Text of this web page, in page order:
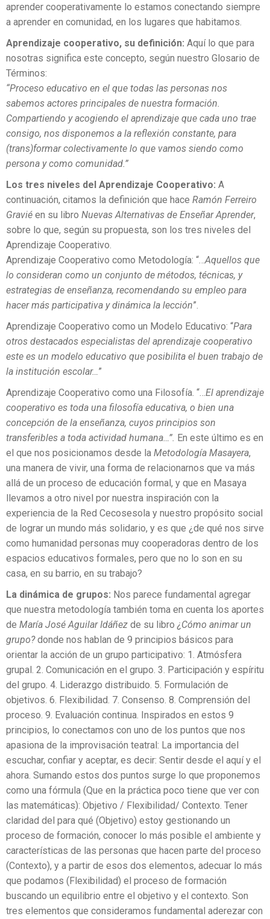
aprender cooperativamente lo estamos conectando siempre
a aprender en comunidad, en los lugares que habitamos.
Aprendizaje cooperativo, su definición: Aquí lo que para
nosotras significa este concepto, según nuestro Glosario de
Términos:
“Proceso educativo en el que todas las personas nos
sabemos actores principales de nuestra formación.
Compartiendo y acogiendo el aprendizaje que cada uno trae
consigo, nos disponemos a la reflexión constante, para
(trans)formar colectivamente lo que vamos siendo como
persona y como comunidad.”
Los tres niveles del Aprendizaje Cooperativo: A
continuación, citamos la definición que hace Ramón Ferreiro
Gravié en su libro Nuevas Alternativas de Enseñar Aprender,
sobre lo que, según su propuesta, son los tres niveles del
Aprendizaje Cooperativo.
Aprendizaje Cooperativo como Metodología: “… Aquellos que
lo consideran como un conjunto de métodos, técnicas, y
estrategias de enseñanza, recomendando su empleo para
hacer más participativa y dinámica la lección”.
Aprendizaje Cooperativo como un Modelo Educativo: “Para
otros destacados especialistas del aprendizaje cooperativo
este es un modelo educativo que posibilita el buen trabajo de
la institución escolar… ”
Aprendizaje Cooperativo como una Filosofía. “… El aprendizaje
cooperativo es toda una filosofía educativa, o bien una
concepción de la enseñanza, cuyos principios son
transferibles a toda actividad humana…”. En este último es en
el que nos posicionamos desde la Metodología Masayera,
una manera de vivir, una forma de relacionarnos que va más
allá de un proceso de educación formal, y que en Masaya
llevamos a otro nivel por nuestra inspiración con la
experiencia de la Red Cecosesola y nuestro propósito social
de lograr un mundo más solidario, y es que ¿de qué nos sirve
como humanidad personas muy cooperadoras dentro de los
espacios educativos formales, pero que no lo son en su
casa, en su barrio, en su trabajo?
La dinámica de grupos: Nos parece fundamental agregar
que nuestra metodología también toma en cuenta los aportes
de María José Aguilar Idáñez de su libro ¿Cómo animar un
grupo?donde nos hablan de 9 principios básicos para
orientar la acción de un grupo participativo: 1. Atmósfera
grupal. 2. Comunicación en el grupo. 3. Participación y espíritu
del grupo. 4. Liderazgo distribuido. 5. Formulación de
objetivos. 6. Flexibilidad. 7. Consenso. 8. Comprensión del
proceso. 9. Evaluación continua. Inspirados en estos 9
principios, lo conectamos con uno de los puntos que nos
apasiona de la improvisación teatral: La importancia del
escuchar, confiar y aceptar, es decir: Sentir desde el aquí y el
ahora. Sumando estos dos puntos surge lo que proponemos
como una fórmula (Que en la práctica poco tiene que ver con
las matemáticas): Objetivo / Flexibilidad/ Contexto. Tener
claridad del para qué (Objetivo) estoy gestionando un
proceso de formación, conocer lo más posible el ambiente y
características de las personas que hacen parte del proceso
(Contexto), y a partir de esos dos elementos, adecuar lo más
que podamos (Flexibilidad) el proceso de formación
buscando un equilibrio entre el objetivo y el contexto. Son
tres elementos que consideramos fundamental aderezar con